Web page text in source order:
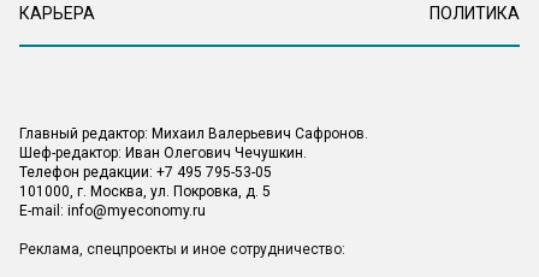
КАРЬЕРА
ПОЛИТИКА
Главный редактор: Михаил Валерьевич Сафронов.
Шеф-редактор: Иван Олегович Чечушкин.
Телефон редакции: +7 495 795-53-05
101000, г. Москва, ул. Покровка, д. 5
E-mail: info@myeconomy.ru
Реклама, спецпроекты и иное сотрудничество: